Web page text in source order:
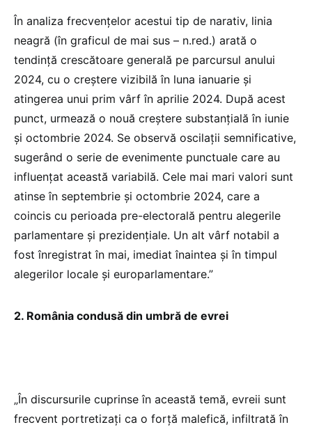
În analiza frecvențelor acestui tip de narativ, linia
neagră (în graficul de mai sus – n.red.) arată o
tendință crescătoare generală pe parcursul anului
2024, cu o creștere vizibilă în luna ianuarie și
atingerea unui prim vârf în aprilie 2024. După acest
punct, urmează o nouă creștere substanțială în iunie
și octombrie 2024. Se observă oscilații semnificative,
sugerând o serie de evenimente punctuale care au
influențat această variabilă. Cele mai mari valori sunt
atinse în septembrie și octombrie 2024, care a
coincis cu perioada pre-electorală pentru alegerile
parlamentare și prezidențiale. Un alt vârf notabil a
fost înregistrat în mai, imediat înaintea și în timpul
alegerilor locale și europarlamentare.”
2. România condusă din umbră de evrei
„În discursurile cuprinse în această temă, evreii sunt
frecvent portretizați ca o forță malefică, infiltrată în